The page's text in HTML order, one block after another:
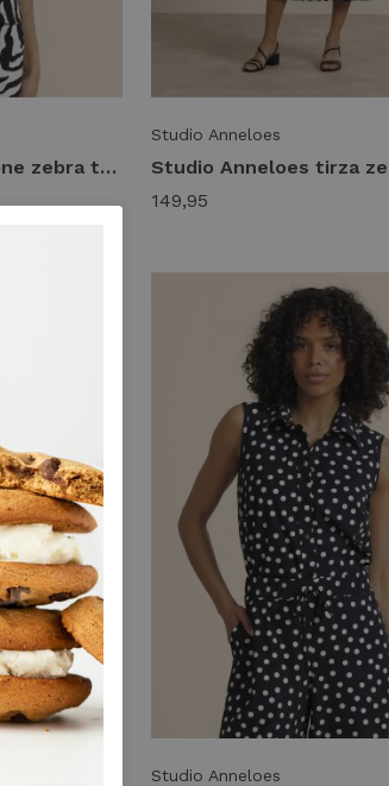
Studio Anneloes fione zebra tee 14435 T-shirt Korte mouw 9017 black/ecru
Studio Anneloes
149,95
Studio Anneloes